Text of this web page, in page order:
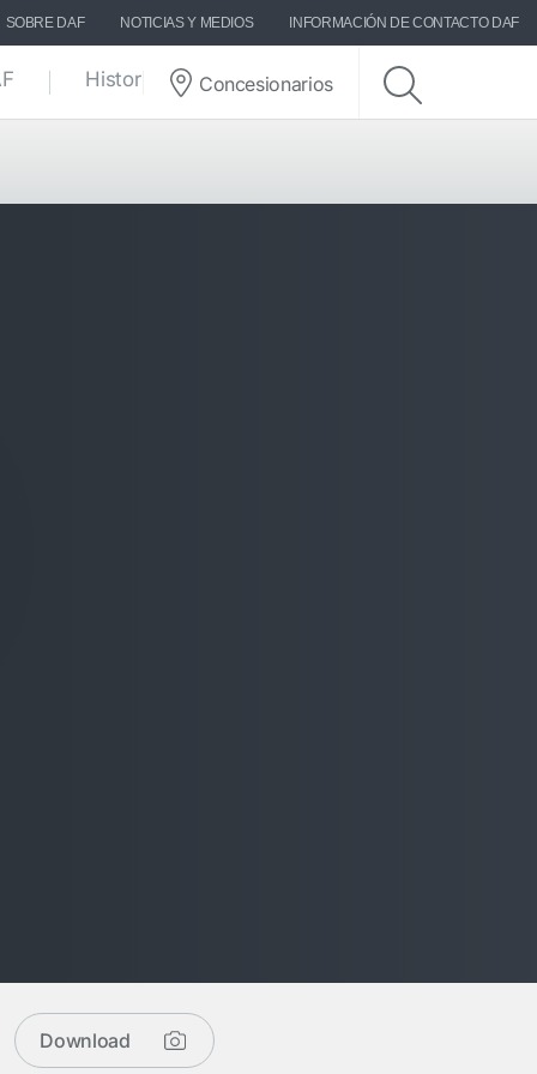
SOBRE DAF NOTICIAS Y MEDIOS INFORMACIÓN DE CONTACTO DAF
Historias DAFConcesionarios
Download